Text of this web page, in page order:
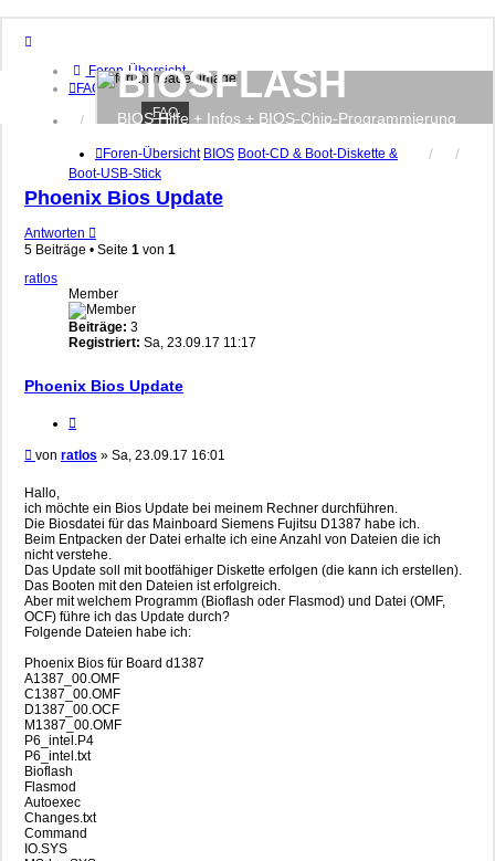
Foren-Übersicht
FAQ
Anmelden
BIOSFLASH
BIOS Hilfe + Infos + BIOS-Chip-Programmierung
FAQ
Foren-Übersicht BIOS Boot-CD & Boot-Diskette &
Boot-USB-Stick
Phoenix Bios Update
Antworten
5 Beiträge • Seite 1 von 1
ratlos
Member
Beiträge: 3
Registriert: Sa, 23.09.17 11:17
Phoenix Bios Update
Beitrag
von ratlos » Sa, 23.09.17 16:01
Hallo,
ich möchte ein Bios Update bei meinem Rechner durchführen.
Die Biosdatei für das Mainboard Siemens Fujitsu D1387 habe ich.
Beim Entpacken der Datei erhalte ich eine Anzahl von Dateien die ich
nicht verstehe.
Das Update soll mit bootfähiger Diskette erfolgen (die kann ich erstellen).
Das Booten mit den Dateien ist erfolgreich.
Aber mit welchem Programm (Bioflash oder Flasmod) und Datei (OMF,
OCF) führe ich das Update durch?
Folgende Dateien habe ich:
Phoenix Bios für Board d1387
A1387_00.OMF
C1387_00.OMF
D1387_00.OCF
M1387_00.OMF
P6_intel.P4
P6_intel.txt
Bioflash
Flasmod
Autoexec
Changes.txt
Command
IO.SYS